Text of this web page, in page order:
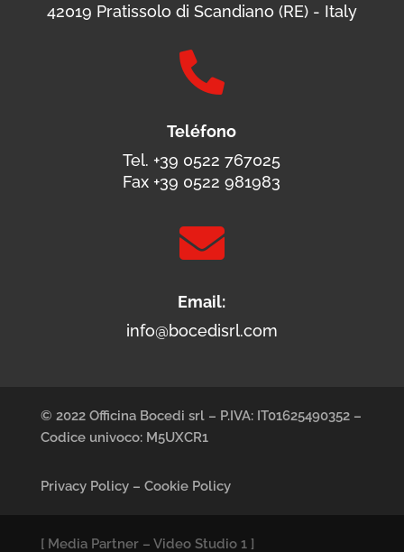
42019 Pratissolo di Scandiano (RE) - Italy

Teléfono
Tel. +39 0522 767025
Fax +39 0522 981983

Email:
info@bocedisrl.com
© 2022 Officina Bocedi srl – P.IVA: IT01625490352 –
Codice univoco: M5UXCR1
Privacy Policy– Cookie Policy
[ Media Partner– Video Studio 1]